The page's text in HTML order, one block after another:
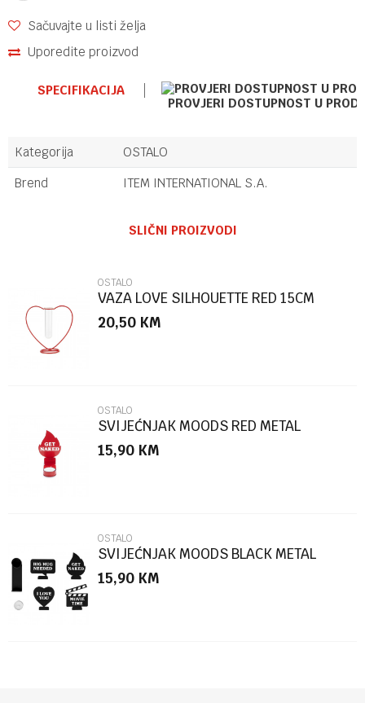
Sačuvajte u listi želja
Uporedite proizvod
SPECIFIKACIJA
PROVJERI DOSTUPNOST U
Kategorija
OSTALO
Brend
ITEM INTERNATIONAL S.A.
Poruka
POŠALJI
SLIČNI PROIZVODI
OSTALO
VAZA LOVE SILHOUETTE RED 15CM
METAL/GLA
20,50 KM
OSTALO
SVIJEĆNJAK MOODS RED METAL
15,90 KM
OSTALO
SVIJEĆNJAK MOODS BLACK METAL
15,90 KM